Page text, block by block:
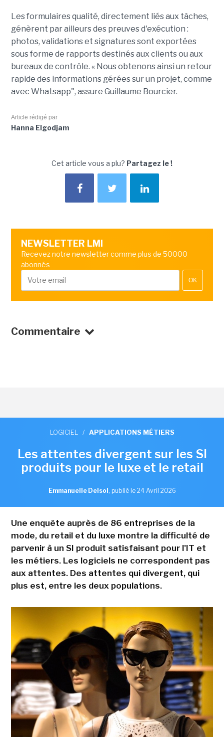
Les formulaires qualité, directement liés aux tâches,
génèrent par ailleurs des preuves d'exécution :
photos, validations et signatures sont exportées
sous forme de rapports destinés aux clients ou aux
bureaux de contrôle. « Nous obtenons ainsi un retour
rapide des informations gérées sur un projet, comme
avec Whatsapp", assure Guillaume Bourcier.
Article rédigé par
Hanna Elgodjam
Cet article vous a plu? Partagez le !
NEWSLETTER LMI
Recevez notre newsletter comme plus de 50000
abonnés
OK
Commentaire
LOGICIEL / APPLICATIONS MÉTIERS
Les attentes divergent sur les SI
produits pour le luxe et le retail
Emmanuelle Delsol , publié le 24 Avril 2026
Une enquête auprès de 86 entreprises de la
mode, du retail et du luxe montre la difficulté de
parvenir à un SI produit satisfaisant pour l'IT et
les métiers. Les logiciels ne correspondent pas
aux attentes. Des attentes qui divergent, qui
plus est, entre les deux populations.